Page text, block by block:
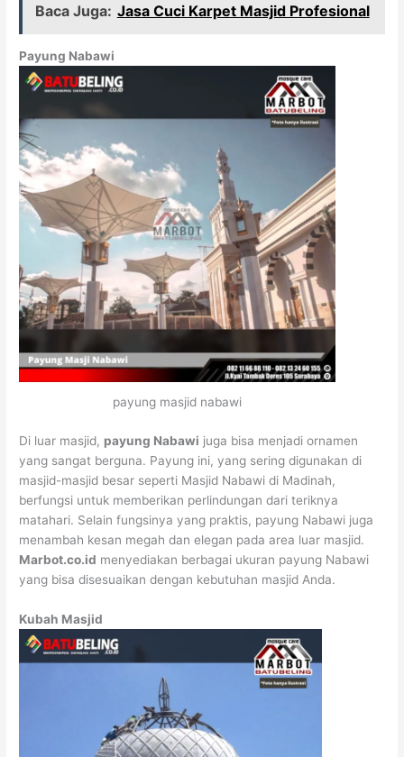
Baca Juga: Jasa Cuci Karpet Masjid Profesional
Payung Nabawi
payung masjid nabawi
Di luar masjid, payung Nabawi juga bisa menjadi ornamen
yang sangat berguna. Payung ini, yang sering digunakan di
masjid-masjid besar seperti Masjid Nabawi di Madinah,
berfungsi untuk memberikan perlindungan dari teriknya
matahari. Selain fungsinya yang praktis, payung Nabawi juga
menambah kesan megah dan elegan pada area luar masjid.
Marbot.co.id menyediakan berbagai ukuran payung Nabawi
yang bisa disesuaikan dengan kebutuhan masjid Anda.
Kubah Masjid